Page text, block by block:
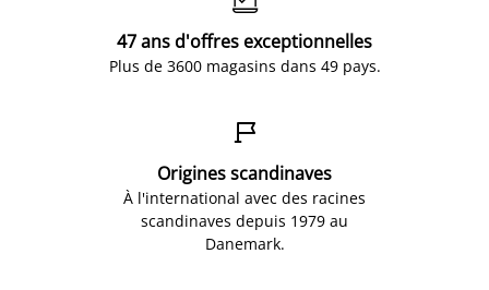
47 ans d'offres exceptionnelles
Plus de 3600 magasins dans 49 pays.

Origines scandinaves
À l'international avec des racines
scandinaves depuis 1979 au
Danemark.